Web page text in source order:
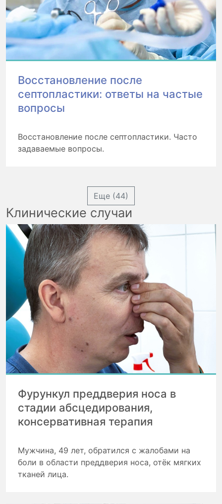
Восстановление после
септопластики: ответы на частые
вопросы
Восстановление после септопластики. Часто
задаваемые вопросы.
Еще (44)
Клинические случаи
Фурункул преддверия носа в
стадии абсцедирования,
консервативная терапия
Мужчина, 49 лет, обратился с жалобами на
боли в области преддверия носа, отёк мягких
тканей лица.